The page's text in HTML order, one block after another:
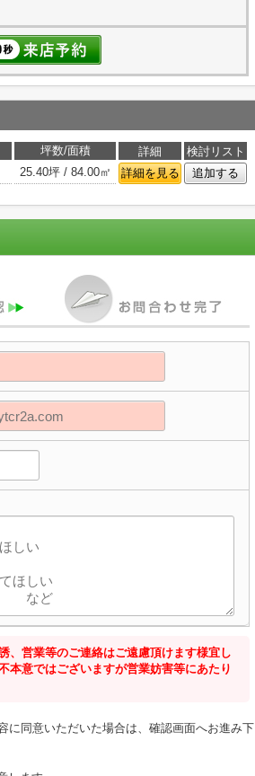
坪数/面積 詳細
検討リスト
25.40坪 / 84.00㎡ 詳細を見る 追加する
、営業等のご連絡はご遠慮頂けます様宜し
本意ではございますが営業妨害等にあたり
に同意いただいた場合は、確認画面へお進み下